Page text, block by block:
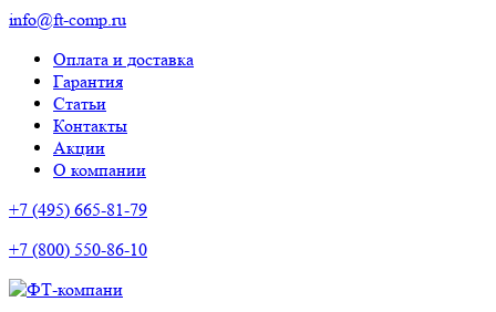
info@ft-comp.ru
Оплата и доставка
Гарантия
Статьи
Контакты
Акции
О компании
+7 (495) 665-81-79
+7 (800) 550-86-10